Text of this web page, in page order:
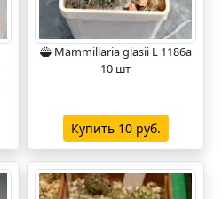
Mammillaria glasii L 1186a
10 шт
Купить 10 руб.